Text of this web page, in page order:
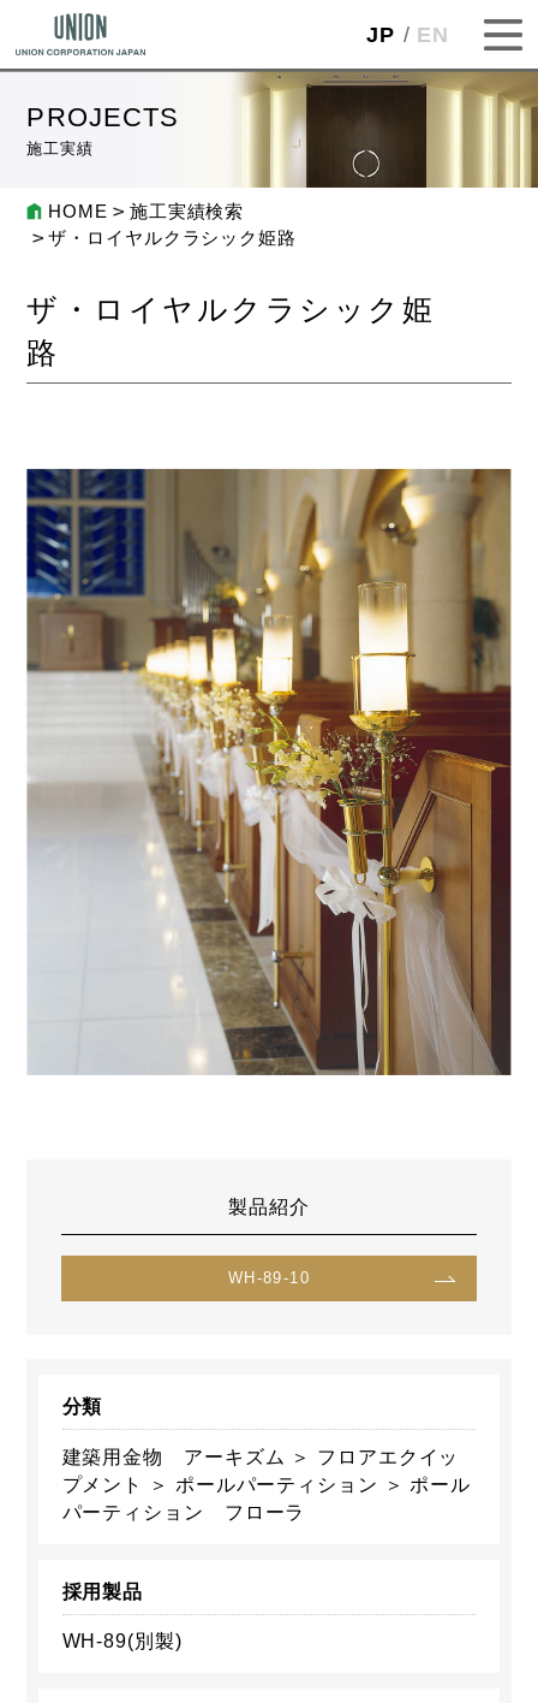
JP EN
PROJECTS
施工実績
HOME
施工実績検索
ザ・ロイヤルクラシック姫路
ザ・ロイヤルクラシック姫
路
製品紹介
WH-89-10
分類
建築用金物 アーキズム ＞ フロアエクイッ
プメント ＞ ポールパーティション ＞ ポール
パーティション フローラ
採用製品
WH-89(別製)